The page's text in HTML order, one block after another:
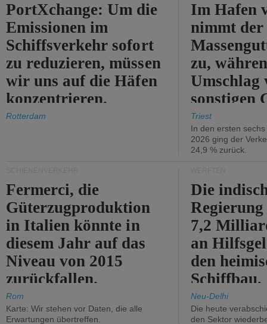
PortXchange: Um die
Emissionen im
Schiffsverkehr sofort
zu reduzieren, müssen
wir uns auf die Häfen
konzentrieren.
Rotterdam
Im Hafen
nimmt der
zu,
Umschlag
sonstigen
abnimmt.
Triest
In den ersten
2026 ging der
24,9 % zurück.
Fermerci, die
Güterzugproduktion
in Italien könnte in
diesem Jahr auf das
Niveau von 2015
zurückfallen.
Rom
Karte: Wir stehen vor Daten, die alle
Erwartungen übertreffen.
Die
7,2
an
den
Schiffbau.
Neu-Delhi
Die heute
den Sektor